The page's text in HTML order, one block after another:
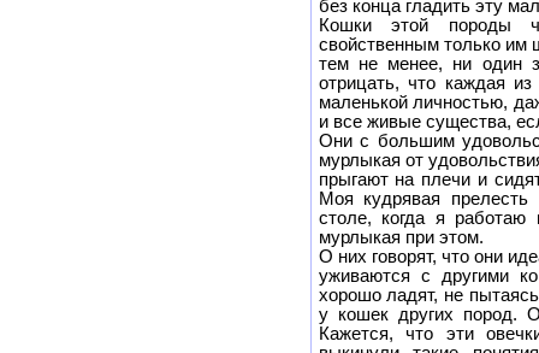
без конца гладить эту
Кошки этой породы
свойственным только
тем не менее, ни один
отрицать, что каждая
маленькой личностью,
и все живые существа,
Они с большим
мурлыкая от
прыгают на плечи и
Моя кудрявая
столе, когда я
мурлыкая при этом.
О них говорят, что они
уживаются с другими
хорошо ладят, не
у кошек других пород.
Кажется, что эти